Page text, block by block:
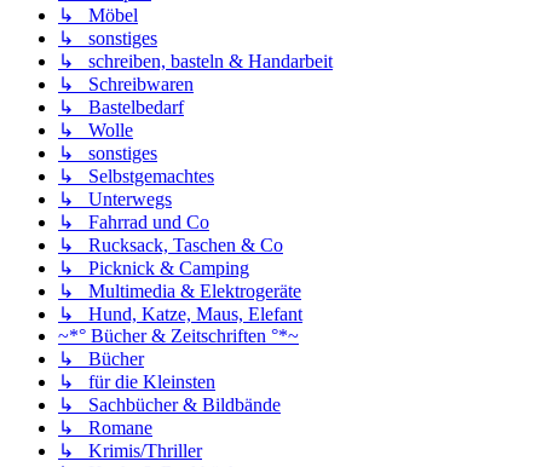
↳ Möbel
↳ sonstiges
↳ schreiben, basteln & Handarbeit
↳ Schreibwaren
↳ Bastelbedarf
↳ Wolle
↳ sonstiges
↳ Selbstgemachtes
↳ Unterwegs
↳ Fahrrad und Co
↳ Rucksack, Taschen & Co
↳ Picknick & Camping
↳ Multimedia & Elektrogeräte
↳ Hund, Katze, Maus, Elefant
~*° Bücher & Zeitschriften °*~
↳ Bücher
↳ für die Kleinsten
↳ Sachbücher & Bildbände
↳ Romane
↳ Krimis/Thriller